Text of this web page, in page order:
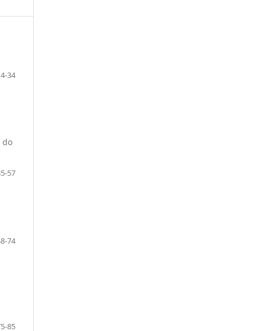
34
do
57
74
85